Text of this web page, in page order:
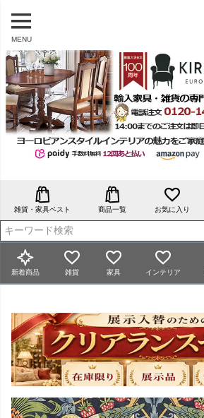
MENU
雑貨・家具ベスト 商品一覧 お気に入り
新着商品 雑貨 家具 インテリア